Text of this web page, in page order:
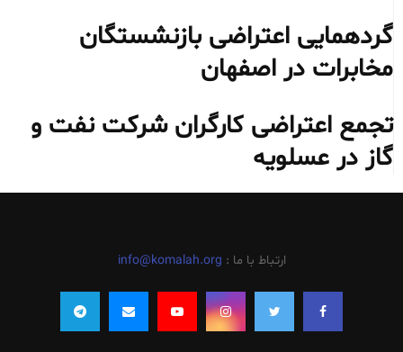
گردهمایی اعتراضی بازنشستگان
مخابرات در اصفهان
تجمع اعتراضی کارگران شرکت نفت و
گاز در عسلویه
ارتباط با ما : info@komalah.org